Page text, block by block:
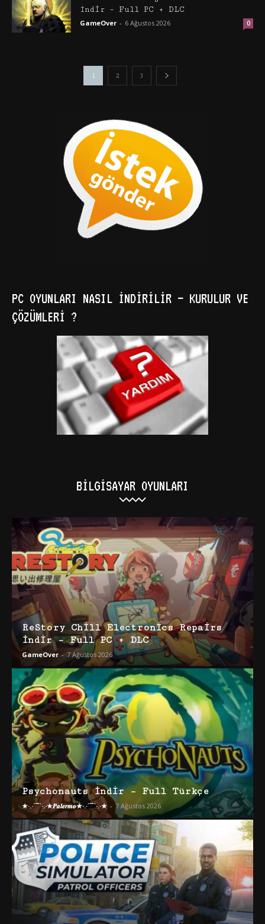
İndir – Full PC + DLC
GameOver - 6 Ağustos 2026 0
1 2 3
PC OYUNLARI NASIL İNDIRILIR – KURULUR VE
ÇÖZÜMLERI ?
BILGISAYAR OYUNLARI
ReStory Chill Electronics Repairs
İndir – Full PC + DLC
GameOver - 7 Ağustos 2026
Psychonauts İndir – Full Türkçe
★·.·´¯`·.·★𝑷𝒂𝒍𝒆𝒓𝒎𝒐★·.·´¯`·.·★ - 7 Ağustos 2026